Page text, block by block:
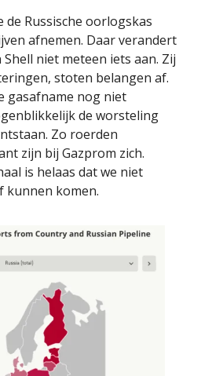
Russische oorlogskas
afnemen. Daar verandert
niet meteen iets aan. Zij
stoten belangen af.
gasafname nog niet
de worsteling
Zo roerden
zijn bij Gazprom zich.
is helaas dat we niet
kunnen komen.